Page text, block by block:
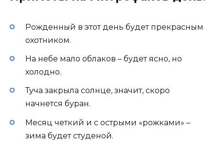
Рожденный в этот день будет прекрасным
охотником.
На небе мало облаков – будет ясно, но
холодно.
Туча закрыла солнце, значит, скоро
начнется буран.
Месяц четкий и с острыми «рожками» –
зима будет студеной.